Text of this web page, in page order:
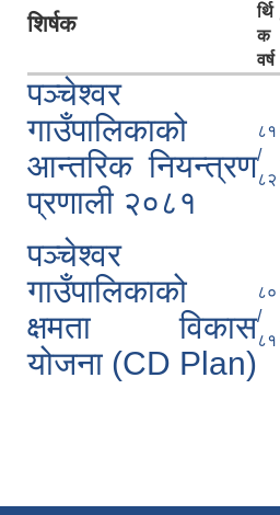
शिर्षक
र्थि
क
वर्ष
पञ्चेश्वर
गाउँपालिकाको
आन्तरिक नियन्त्रण
प्रणाली २०८१
८१
/
८२
पञ्चेश्वर
गाउँपालिकाको
क्षमता विकास
योजना (CD Plan)
८०
/
८१